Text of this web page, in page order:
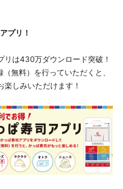
プリ！
リは430万ダウンロード突破！
無料）を行っていただくと、
しみいただけます！